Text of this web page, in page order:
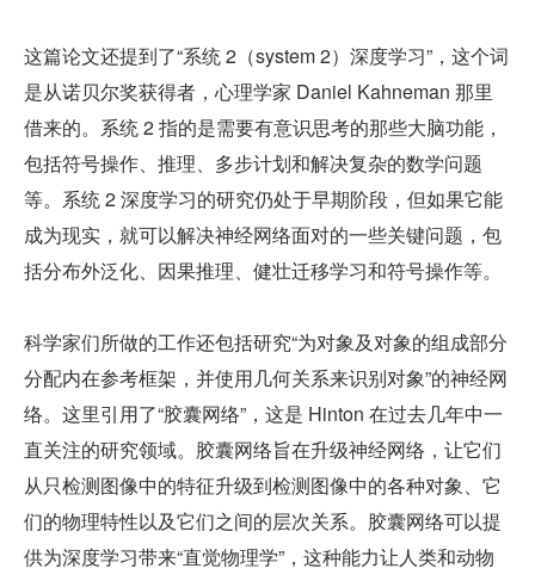
这篇论文还提到了“系统 2（system 2）深度学习”，这个词
是从诺贝尔奖获得者，心理学家 Daniel Kahneman 那里
借来的。系统 2 指的是需要有意识思考的那些大脑功能，
包括符号操作、推理、多步计划和解决复杂的数学问题
等。系统 2 深度学习的研究仍处于早期阶段，但如果它能
成为现实，就可以解决神经网络面对的一些关键问题，包
括分布外泛化、因果推理、健壮迁移学习和符号操作等。
科学家们所做的工作还包括研究“为对象及对象的组成部分
分配内在参考框架，并使用几何关系来识别对象”的神经网
络。这里引用了“胶囊网络”，这是 Hinton 在过去几年中一
直关注的研究领域。胶囊网络旨在升级神经网络，让它们
从只检测图像中的特征升级到检测图像中的各种对象、它
们的物理特性以及它们之间的层次关系。胶囊网络可以提
供为深度学习带来“直觉物理学”，这种能力让人类和动物